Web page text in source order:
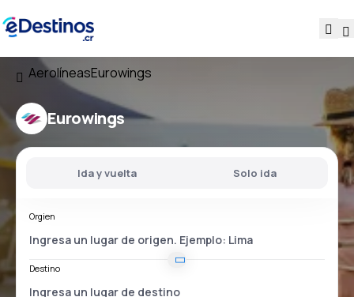
AerolíneasEurowings
Eurowings
Ida y vuelta Solo ida
Orgien
Destino